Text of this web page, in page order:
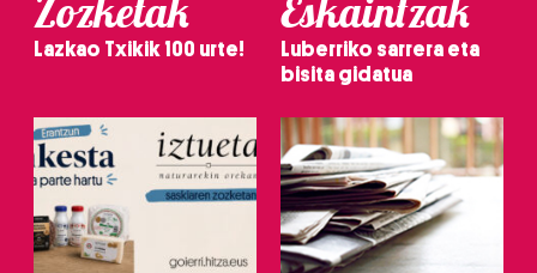
Zozketak
Lazkao Txikik 100 urte!
Eskaintzak
Luberriko sarrera eta
bisita gidatua